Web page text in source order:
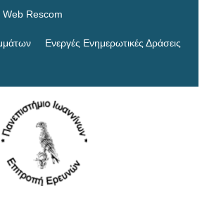
Web Rescom
Ενεργές Ενημερωτικές Δράσεις